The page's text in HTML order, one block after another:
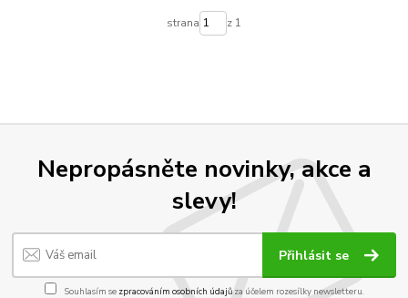
strana z 1
Nepropásněte novinky, akce a
slevy!
Přihlásit se
Souhlasím se zpracováním osobních údajůza účelem rozesílky newsletteru.